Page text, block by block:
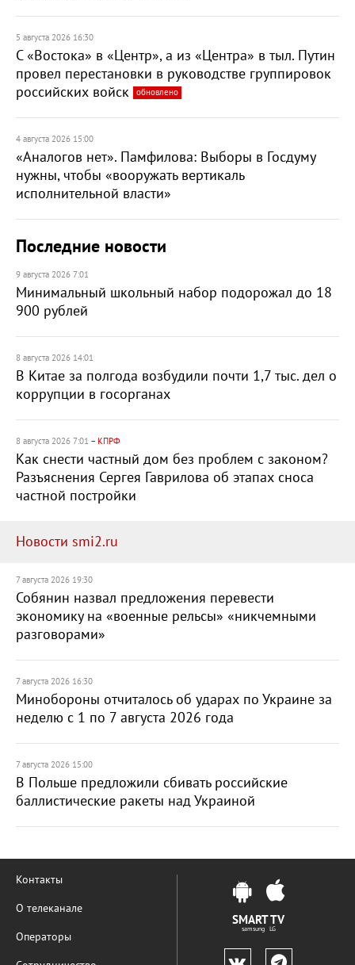
5 августа 2026 16:30
С «Востока» в «Центр», а из «Центра» в тыл. Путин
провел перестановки в руководстве группировок
российских войск
обновлено
4 августа 2026 15:00
«Аналогов нет». Памфилова: Выборы в Госдуму
нужны, чтобы «вооружать вертикаль
исполнительной власти»
Последние новости
9 августа 2026 7:01
Минимальный школьный набор подорожал до 18
900 рублей
8 августа 2026 14:01
В Китае за полгода возбудили почти 1,7 тыс. дел о
коррупции в госорганах
8 августа 2026 7:01 – КПРФ
Как снести частный дом без проблем с законом?
Разъяснения Сергея Гаврилова об этапах сноса
частной постройки
Новости smi2.ru
7 августа 2026 19:30
Собянин назвал предложения перевести
экономику на «военные рельсы» «никчемными
разговорами»
7 августа 2026 16:30
Минобороны отчиталось об ударах по Украине за
неделю с 1 по 7 августа 2026 года
7 августа 2026 15:00
В Польше предложили сбивать российские
баллистические ракеты над Украиной
Контакты
О телеканале
Операторы
SMART TV
samsung LG